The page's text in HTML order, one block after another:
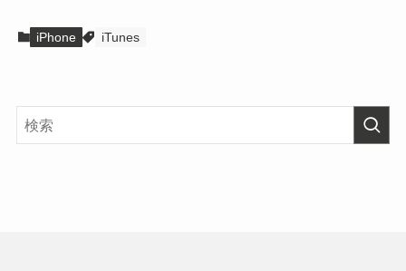
iPhone iTunes